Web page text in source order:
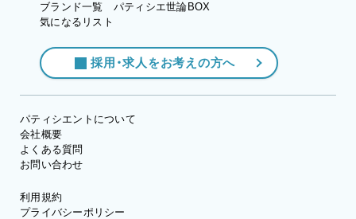
ブランド一覧
気になるリスト
パティシエ世論BOX
採用・求人をお考えの方へ
パティシエントについて
会社概要
よくある質問
お問い合わせ
利用規約
プライバシーポリシー